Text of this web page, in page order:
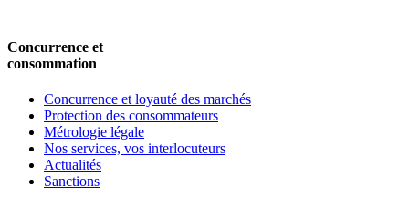
Concurrence et
consommation
Concurrence et loyauté des marchés
Protection des consommateurs
Métrologie légale
Nos services, vos interlocuteurs
Actualités
Sanctions